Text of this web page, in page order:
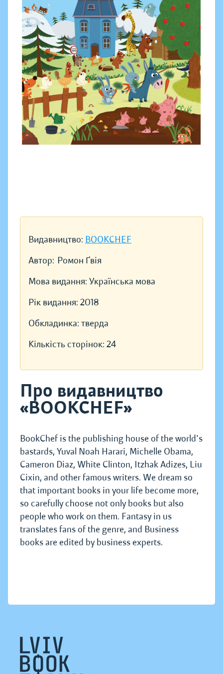
Видавництво: BOOKCHEF
Автор: Ромон Ґвія
Мова видання: Українська мова
Рік видання: 2018
Обкладинка: тверда
Кількість сторінок: 24
Про видавництво
«BOOKCHEF»
BookChef is the publishing house of the world's
bastards, Yuval Noah Harari, Michelle Obama,
Cameron Diaz, White Clinton, Itzhak Adizes, Liu
Cixin, and other famous writers. We dream so
that important books in your life become more,
so carefully choose not only books but also
people who work on them. Fantasy in us
translates fans of the genre, and Business
books are edited by business experts.